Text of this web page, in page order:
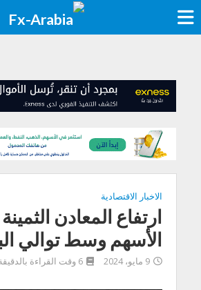
الاخبار الاقتصادية
ارتفاع المعادن
الأسهم وسط توالي
9 مايو، 2024 6 وقت القراءة بالدقيقة